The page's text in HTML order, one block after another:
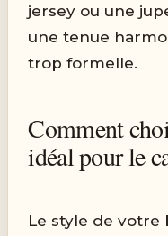
jersey ou une
une tenue
trop formelle.
Comment
idéal pour le
Le style de